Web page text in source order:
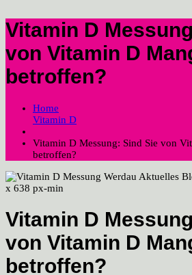
Vitamin D
von Vitamin D
betroffen?
Home
Vitamin D
Vitamin D Messung: Sind Sie von
betroffen?
Vitamin D
von Vitamin D
betroffen?